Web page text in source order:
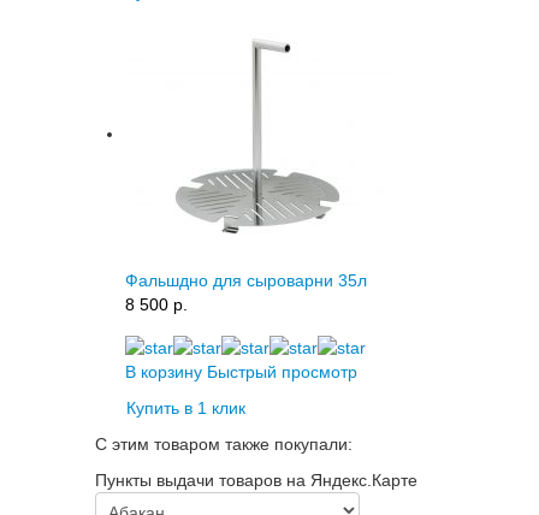
Фальшдно для сыроварни 35л
8 500 p.
В корзину Быстрый просмотр
Купить в 1 клик
С этим товаром также покупали:
Пункты выдачи товаров на Яндекс.Карте